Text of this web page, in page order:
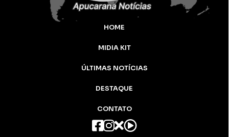
HOME
MIDIA KIT
ÚLTIMAS NOTÍCIAS
DESTAQUE
CONTATO